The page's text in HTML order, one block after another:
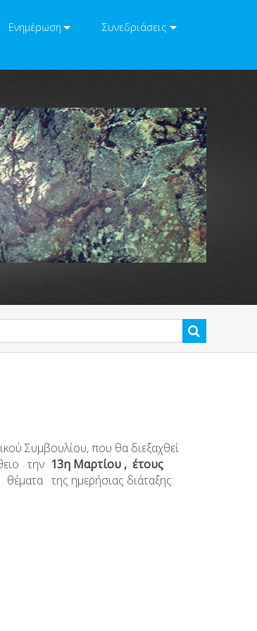
Ενημέρωση
Συνεδριάσεις
Συμβουλίου, που θα διεξαχθεί
την 13η Μαρτίου , έτους
της ημερήσιας διάταξης: